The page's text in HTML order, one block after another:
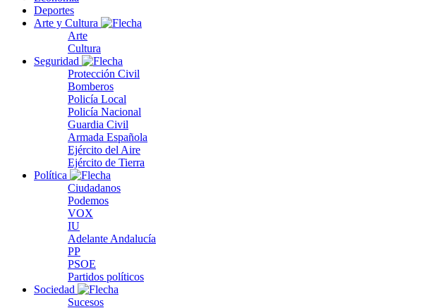
Deportes
Arte y Cultura
Arte
Cultura
Seguridad
Protección Civil
Bomberos
Policía Local
Policía Nacional
Guardia Civil
Armada Española
Ejército del Aire
Ejército de Tierra
Política
Ciudadanos
Podemos
VOX
IU
Adelante Andalucía
PP
PSOE
Partidos políticos
Sociedad
Sucesos